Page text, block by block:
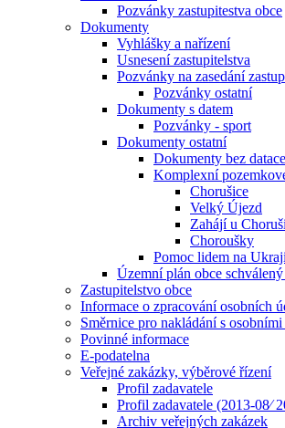
Pozvánky zastupitestva obce
Dokumenty
Vyhlášky a nařízení
Usnesení zastupitelstva
Pozvánky na zasedání
Pozvánky ostatní
Dokumenty s datem
Pozvánky - sport
Dokumenty ostatní
Dokumenty bez datace
Komplexní
Chorušice
Velký Újezd
Zahájí u
Choroušky
Pomoc lidem na
Územní plán obce
Zastupitelstvo obce
Informace o zpracování osobních
Směrnice pro nakládání s
Povinné informace
E-podatelna
Veřejné zakázky, výběrové řízení
Profil zadavatele
Profil zadavatele (2013-08⁄
Archiv veřejných zakázek